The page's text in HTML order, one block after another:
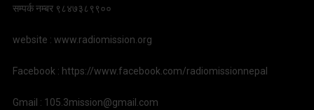
सम्पर्क नम्बर ९८४७३८९९००
website : www.radiomission.org
Facebook : https://www.facebook.com/radiomissionnepal
Gmail : 105.3mission@gmail.com